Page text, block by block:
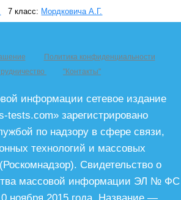
7 класс: Мордковича А.Г.
Политика конфиденциальности
"Контакты"
информации сетевое издание
tests.com» зарегистрировано
по надзору в сфере связи,
технологий и массовых
Свидетельство о
массовой информации ЭЛ № ФС